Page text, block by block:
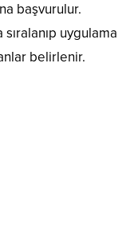
başvurulur.
sıralanıp uygulama
belirlenir.